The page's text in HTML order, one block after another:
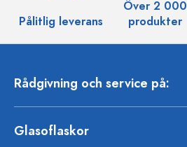
Pålitlig leverans
Över 2 000
produkter
Rådgivning och service på:
Glasoflaskor